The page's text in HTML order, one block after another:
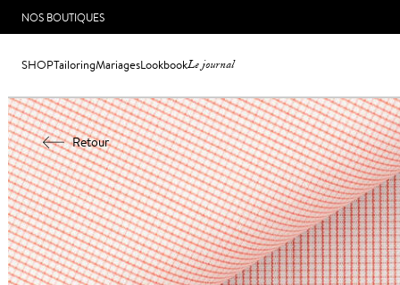
NOS BOUTIQUES
SHOPTailoringMariagesLookbookLe journal
Retour